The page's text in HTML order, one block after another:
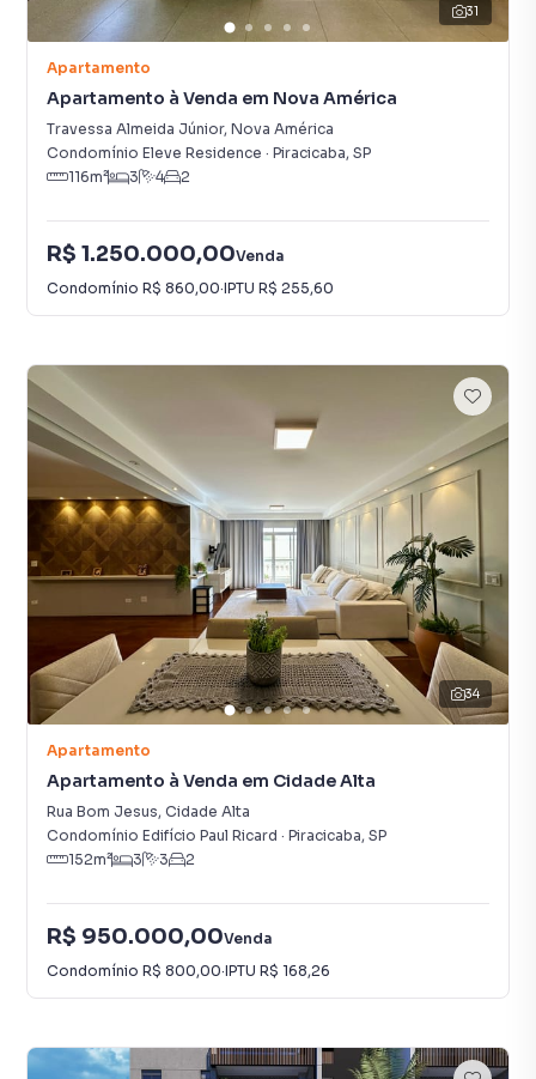
31
Apartamento
Apartamento à Venda em Nova América
Travessa Almeida Júnior, Nova América
Condomínio Eleve Residence · Piracicaba, SP
116m² 3 4 2
R$ 1.250.000,00Venda
Condomínio R$ 860,00·IPTU R$ 255,60
34
Apartamento
Apartamento à Venda em Cidade Alta
Rua Bom Jesus, Cidade Alta
Condomínio Edifício Paul Ricard · Piracicaba, SP
152m² 3 3 2
R$ 950.000,00Venda
Condomínio R$ 800,00·IPTU R$ 168,26